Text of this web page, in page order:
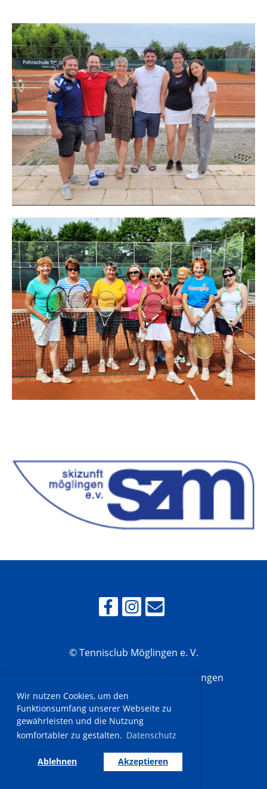
Wir nutzen Cookies, um den
Funktionsumfang unserer Webseite zu
gewährleisten und die Nutzung
komfortabler zu gestalten. Datenschutz
Ablehnen Akzeptieren
© Tennisclub Möglingen e. V.
Ludwigsburger Str. 80, 71696 Möglingen
Impressum